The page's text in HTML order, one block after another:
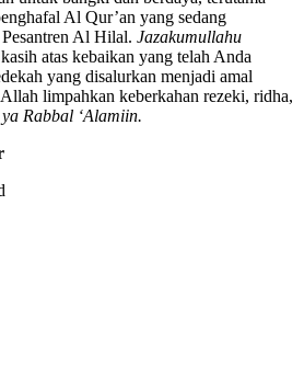
Al Qur’an yang sedang
Al Hilal. Jazakumullahu
atas kebaikan yang telah Anda
yang disalurkan menjadi amal
limpahkan keberkahan rezeki, ridha,
Rabbal ‘Alamiin.